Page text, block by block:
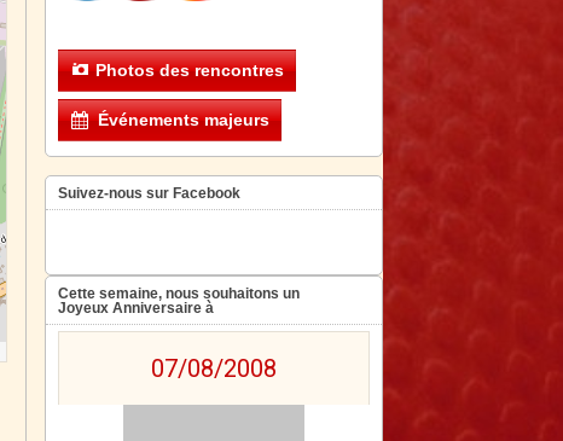
Photos des rencontres
Événements majeurs
Suivez-nous sur Facebook
Cette semaine, nous souhaitons un
Joyeux Anniversaire à
07/08/2008